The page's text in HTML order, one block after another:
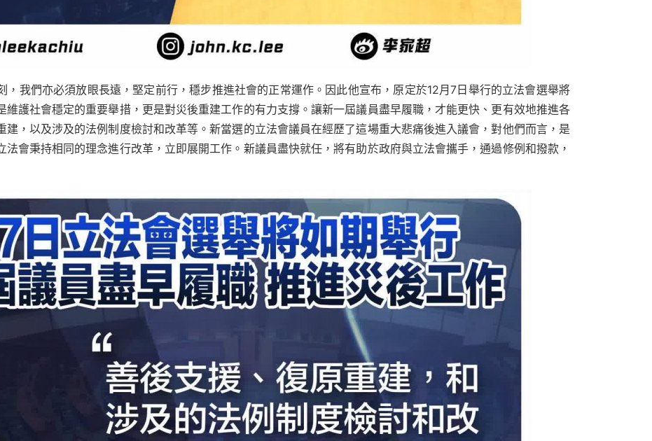
，我們亦必須放眼長遠，堅定前行，穩步推進社會的正常運作。因此他宣布，原定於12月7日舉行的立法會選舉將
護社會穩定的重要舉措，更是對災後重建工作的有力支撐。讓新一屆議員盡早履職，才能更快、更有效地推進各
，以及涉及的法例制度檢討和改革等。新當選的立法會議員在經歷了這場重大悲痛後進入議會，對他們而言，是
會秉持相同的理念進行改革，立即展開工作。新議員盡快就任，將有助於政府與立法會攜手，通過修例和撥款，